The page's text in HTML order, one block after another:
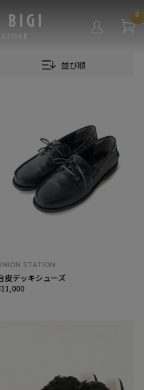
0
並び順
STATION
皮デッキシューズ